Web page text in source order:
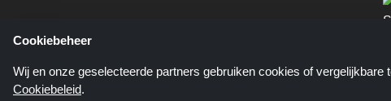
Cookiebeheer
Wij en onze geselecteerde partners gebruiken cookies of
Cookiebeleid.